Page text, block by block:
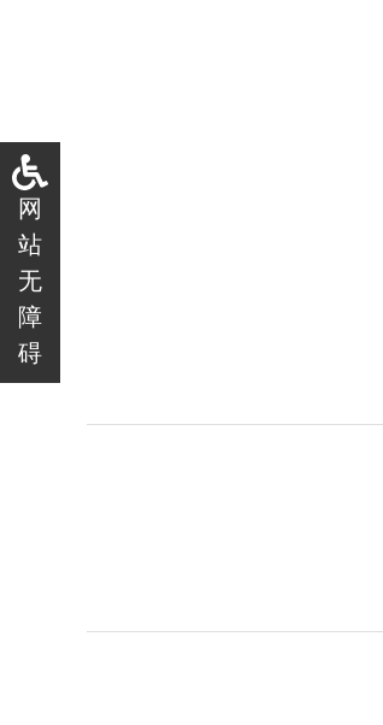
网
站
无
障
碍